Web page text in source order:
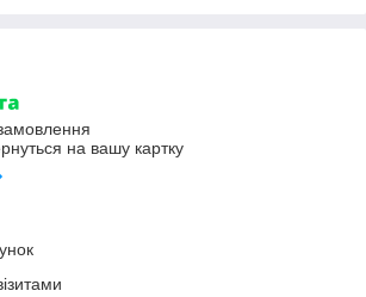
на вашу картку